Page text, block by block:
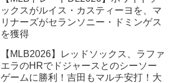
ックスがルイス・カスティーヨを、マ
リナーズがセランソニー・ドミンゲス
を獲得
【MLB2026】レッドソックス、ラファ
エラのHRでドジャースとのシーソー
ゲームに勝利！吉田もマルチ安打！大